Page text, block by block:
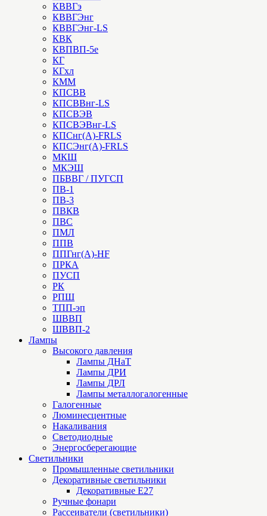
КВВГэ
КВВГЭнг
КВВГЭнг-LS
КВК
КВПВП-5е
КГ
КГхл
КММ
КПСВВ
КПСВВнг-LS
КПСВЭВ
КПСВЭВнг-LS
КПСнг(А)-FRLS
КПСЭнг(А)-FRLS
МКШ
МКЭШ
ПБВВГ / ПУГСП
ПВ-1
ПВ-3
ПВКВ
ПВС
ПМЛ
ППВ
ППГнг(А)-HF
ПРКА
ПУСП
РК
РПШ
ТПП-эп
ШВВП
ШВВП-2
Лампы
Высокого давления
Лампы ДНаТ
Лампы ДРИ
Лампы ДРЛ
Лампы металлогалогенные
Галогенные
Люминесцентные
Накаливания
Светодиодные
Энергосберегающие
Светильники
Промышленные светильники
Декоративные светильники
Декоративные Е27
Ручные фонари
Рассеиватели (светильники)